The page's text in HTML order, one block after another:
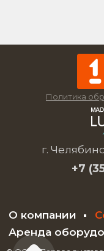
Политика
г.
+7
О компании
Аренда